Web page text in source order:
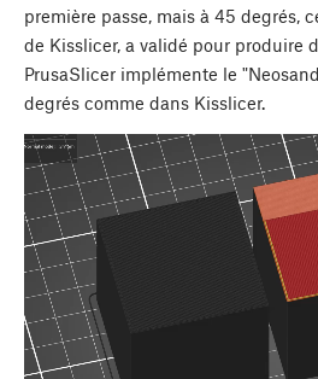
première passe, mais à 45 degrés,
de Kisslicer, a validé pour produire
PrusaSlicer implémente le
degrés comme dans Kisslicer.